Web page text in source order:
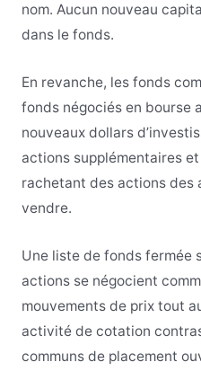
nom. Aucun nouveau
dans le fonds.
En revanche, les fonds
fonds négociés en bourse
nouveaux dollars
actions supplémentaires
rachetant des actions des
vendre.
Une liste de fonds fermée
actions se négocient
mouvements de prix tout
activité de cotation
communs de placement